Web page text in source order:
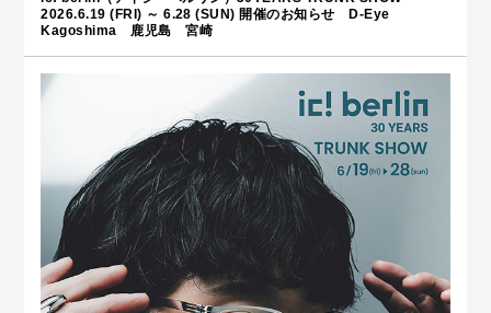
2026.6.19 (FRI) ～ 6.28 (SUN) 開催のお知らせ D-Eye
Kagoshima 鹿児島 宮崎